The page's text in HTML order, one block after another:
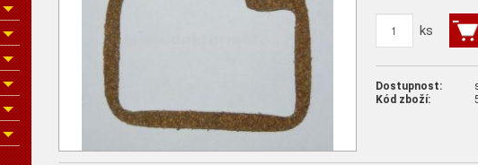
ks
Dostupnost:
Kód zboží: